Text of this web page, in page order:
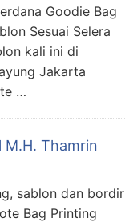
Goodie Bag
Sesuai Selera
kali ini di
Jakarta
…
M.H. Thamrin
sablon dan bordir
Bag Printing